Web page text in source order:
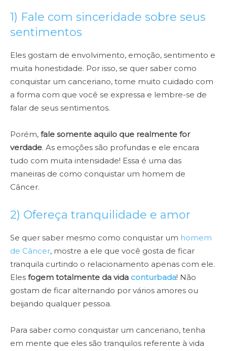
1) Fale com sinceridade sobre seus
sentimentos
Eles gostam de envolvimento, emoção, sentimento e
muita honestidade. Por isso, se quer saber como
conquistar um canceriano, tome muito cuidado com
a forma com que você se expressa e lembre-se de
falar de seus sentimentos.
Porém, fale somente aquilo que realmente for
verdade. As emoções são profundas e ele encara
tudo com muita intensidade! Essa é uma das
maneiras de como conquistar um homem de
Câncer.
2) Ofereça tranquilidade e amor
Se quer saber mesmo como conquistar um homem
de Câncer, mostre a ele que você gosta de ficar
tranquila curtindo o relacionamento apenas com ele.
Eles fogem totalmente da vida conturbada! Não
gostam de ficar alternando por vários amores ou
beijando qualquer pessoa.
Para saber como conquistar um canceriano, tenha
em mente que eles são tranquilos referente à vida